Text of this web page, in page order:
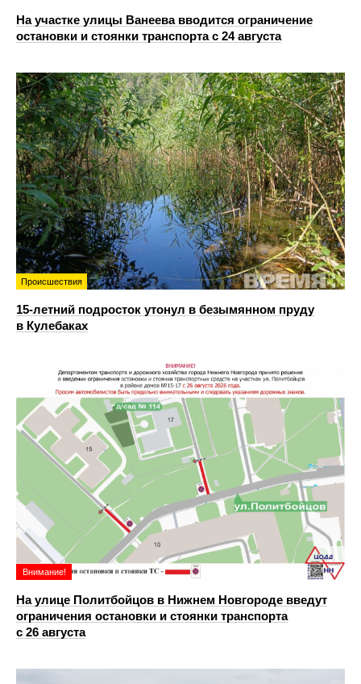
На участке улицы Ванеева вводится ограничение
остановки и стоянки транспорта с 24 августа
Происшествия
15-летний подросток утонул в безымянном пруду
в Кулебаках
Внимание!
На улице Политбойцов в Нижнем Новгороде введут
ограничения остановки и стоянки транспорта
с 26 августа